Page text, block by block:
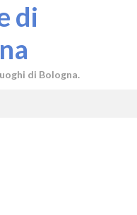
di
di Bologna.